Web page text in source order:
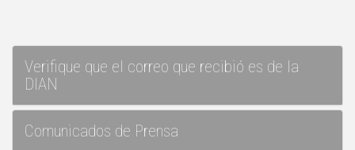
​Verifique que el correo que recibió es de la
DIAN
​Comunicados de Prensa